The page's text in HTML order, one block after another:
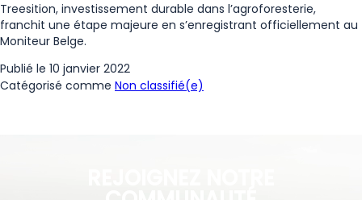
Treesition, investissement durable dans l’agroforesterie,
franchit une étape majeure en s’enregistrant officiellement au
Moniteur Belge.
Publié le 10 janvier 2022
Catégorisé comme Non classifié(e)